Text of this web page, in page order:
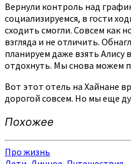
Вернули контроль над
социализируемся, в гости
сходить смогли. Совсем как
взгляда и не отличить.
планируем даже взять Алису
отдохнуть. Мы снова можем
Вот этот отель на Хайнане
дорогой совсем. Но мы еще
Похожее
Про жизнь